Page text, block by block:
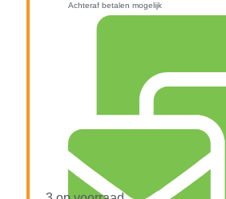
Achteraf betalen mogelijk